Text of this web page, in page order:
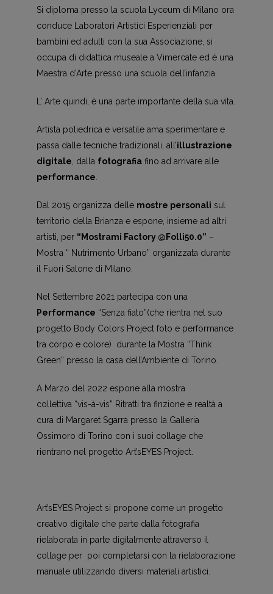
Si diploma presso la scuola Lyceum di Milano ora
conduce Laboratori Artistici Esperienziali per
bambini ed adulti con la sua Associazione, si
occupa di didattica museale a Vimercate ed è una
Maestra d’Arte presso una scuola dell’infanzia.
L’ Arte quindi, è una parte importante della sua vita.
Artista poliedrica e versatile ama sperimentare e
passa dalle tecniche tradizionali, all’illustrazione
digitale, dalla fotografiafino ad arrivare alle
performance.
Dal 2015 organizza delle mostre personali sul
territorio della Brianza e espone, insieme ad altri
artisti, per “Mostrami Factory @Folli50.0” –
Mostra “ Nutrimento Urbano” organizzata durante
il Fuori Salone di Milano.
Nel Settembre 2021 partecipa con una
Performance “Senza fiato”(che rientra nel suo
progetto Body Colors Project foto e performance
tra corpo e colore) durante la Mostra “Think
Green” presso la casa dell’Ambiente di Torino.
A Marzo del 2022 espone alla mostra
collettiva “vis-à-vis” Ritratti tra finzione e realtà a
cura di Margaret Sgarra presso la Galleria
Ossimoro di Torino con i suoi collage che
rientrano nel progetto Art’sEYES Project.
Art’sEYES Project si propone come un progetto
creativo digitale che parte dalla fotografia
rielaborata in parte digitalmente attraverso il
collage per poi completarsi con la rielaborazione
manuale utilizzando diversi materiali artistici.